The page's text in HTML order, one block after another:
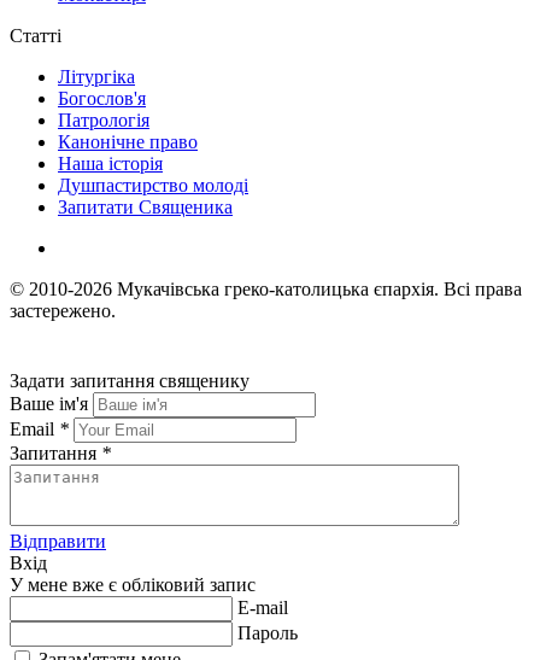
Статті
Літургіка
Богослов'я
Патрологія
Канонічне право
Наша історія
Душпастирство молоді
Запитати Священика
© 2010-2026 Мукачівська греко-католицька єпархія. Всі права
застережено.
Задати запитання священику
Ваше ім'я
Email *
Запитання *
Відправити
Вхід
У мене вже є обліковий запис
E-mail
Пароль